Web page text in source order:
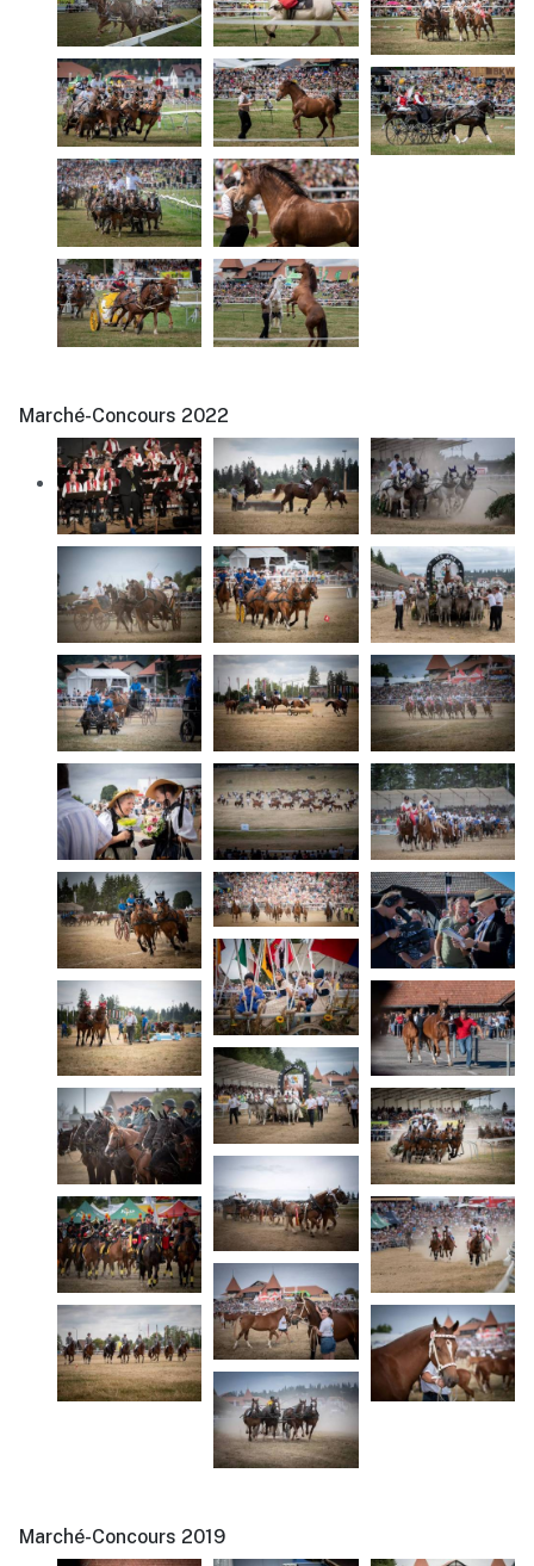
Marché-Concours 2022
Marché-Concours 2019